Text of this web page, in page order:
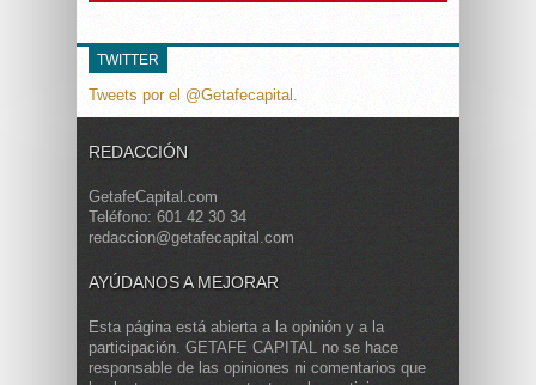
TWITTER
Tweets por el @Getafecapital.
REDACCIÓN
GetafeCapital.com
Teléfono: 601 42 30 34
redaccion@getafecapital.com
AYÚDANOS A MEJORAR
Esta página está abierta a la opinión y a la
participación. GETAFE CAPITAL no se hace
responsable de las opiniones ni comentarios que